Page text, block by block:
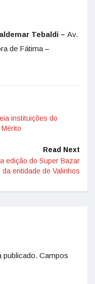
Tebaldi – Av.
de Fátima –
instituições do
Read Next
edição do Super Bazar
da entidade de Valinhos
publicado. Campos